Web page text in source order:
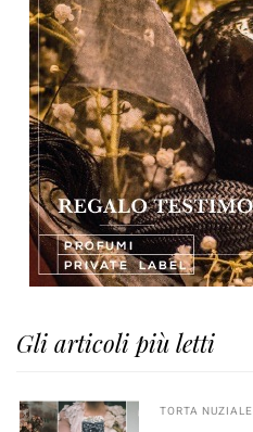
Gli articoli più letti
TORTA NUZIALE